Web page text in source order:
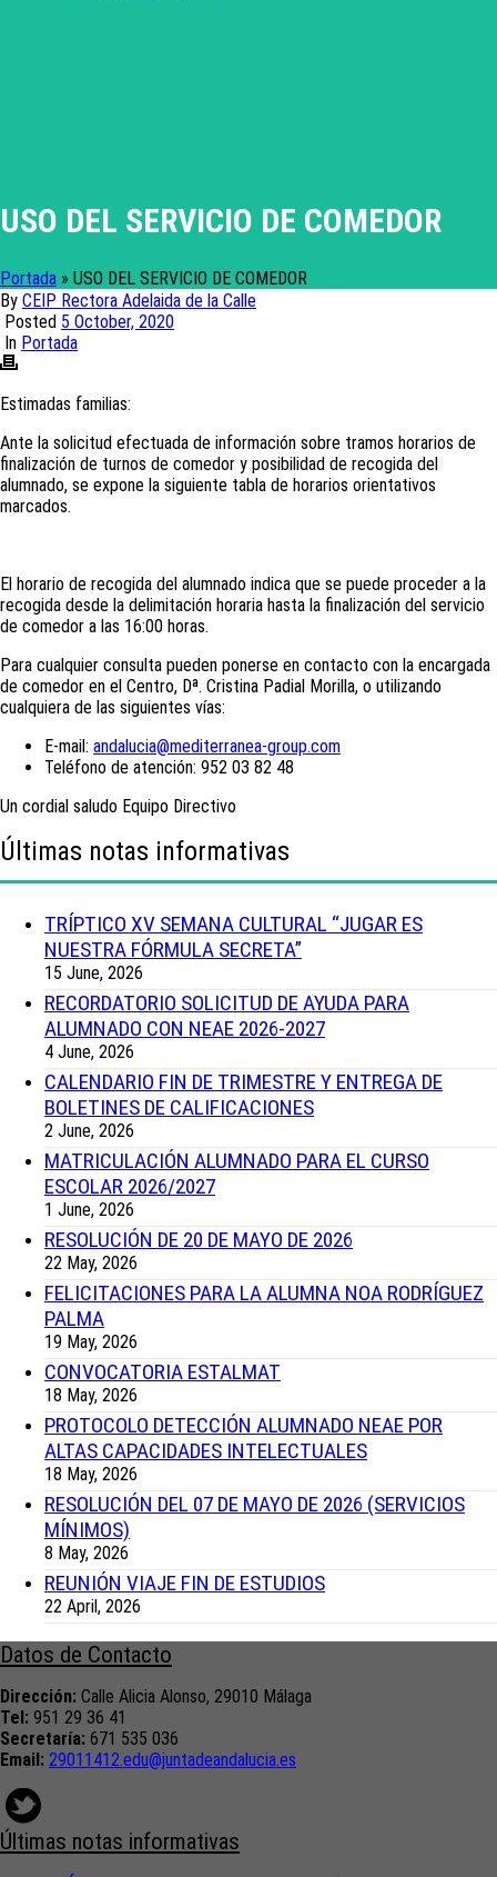
USO DEL SERVICIO DE COMEDOR
Portada » USO DEL SERVICIO DE COMEDOR
By CEIP Rectora Adelaida de la Calle
Posted 5 October, 2020
In Portada
Estimadas familias:
Ante la solicitud efectuada de información sobre tramos horarios de
finalización de turnos de comedor y posibilidad de recogida del
alumnado, se expone la siguiente tabla de horarios orientativos
marcados.
El horario de recogida del alumnado indica que se puede proceder a la
recogida desde la delimitación horaria hasta la finalización del servicio
de comedor a las 16:00 horas.
Para cualquier consulta pueden ponerse en contacto con la encargada
de comedor en el Centro, Dª. Cristina Padial Morilla, o utilizando
cualquiera de las siguientes vías:
E-mail: andalucia@mediterranea-group.com
Teléfono de atención: 952 03 82 48
Un cordial saludo Equipo Directivo
Últimas notas informativas
TRÍPTICO XV SEMANA CULTURAL “JUGAR ES
NUESTRA FÓRMULA SECRETA”
15 June, 2026
RECORDATORIO SOLICITUD DE AYUDA PARA
ALUMNADO CON NEAE 2026-2027
4 June, 2026
CALENDARIO FIN DE TRIMESTRE Y ENTREGA DE
BOLETINES DE CALIFICACIONES
2 June, 2026
MATRICULACIÓN ALUMNADO PARA EL CURSO
ESCOLAR 2026/2027
1 June, 2026
RESOLUCIÓN DE 20 DE MAYO DE 2026
22 May, 2026
FELICITACIONES PARA LA ALUMNA NOA RODRÍGUEZ
PALMA
19 May, 2026
CONVOCATORIA ESTALMAT
18 May, 2026
PROTOCOLO DETECCIÓN ALUMNADO NEAE POR
ALTAS CAPACIDADES INTELECTUALES
18 May, 2026
RESOLUCIÓN DEL 07 DE MAYO DE 2026 (SERVICIOS
MÍNIMOS)
8 May, 2026
REUNIÓN VIAJE FIN DE ESTUDIOS
22 April, 2026
Datos de Contacto
Dirección: Calle Alicia Alonso, 29010 Málaga
Tel: 951 29 36 41
Secretaría: 671 535 036
Email: 29011412.edu@juntadeandalucia. es
Últimas notas informativas